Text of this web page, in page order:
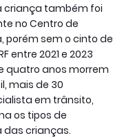
criança também foi
no Centro de
porém sem o cinto de
entre 2021 e 2023
quatro anos morrem
mais de 30
em trânsito,
os tipos de
crianças.